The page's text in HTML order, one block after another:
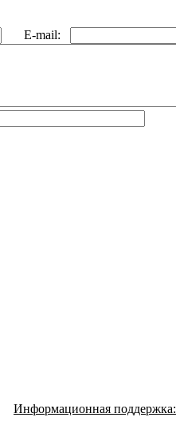
E-mail:
Информационная поддержка: